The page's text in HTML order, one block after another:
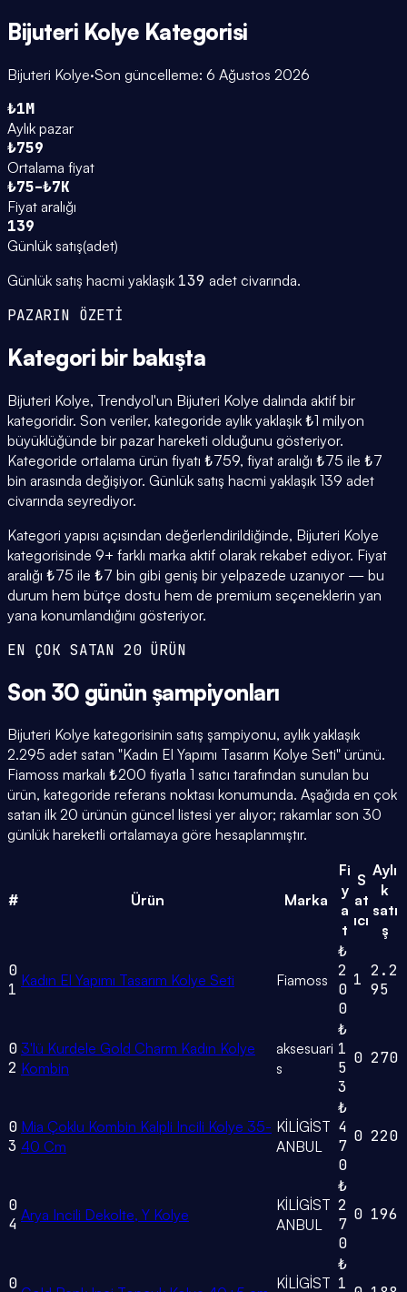
Bijuteri Kolye Kategorisi
Bijuteri Kolye·Son güncelleme: 6 Ağustos 2026
₺1M
Aylık pazar
₺759
Ortalama fiyat
₺75–₺7K
Fiyat aralığı
139
Günlük satış(adet)
Günlük satış hacmi yaklaşık 139 adet civarında.
PAZARIN ÖZETİ
Kategori bir bakışta
Bijuteri Kolye, Trendyol'un Bijuteri Kolye dalında aktif bir
kategoridir. Son veriler, kategoride aylık yaklaşık ₺1 milyon
büyüklüğünde bir pazar hareketi olduğunu gösteriyor.
Kategoride ortalama ürün fiyatı ₺759, fiyat aralığı ₺75 ile ₺7
bin arasında değişiyor. Günlük satış hacmi yaklaşık 139 adet
civarında seyrediyor.
Kategori yapısı açısından değerlendirildiğinde, Bijuteri Kolye
kategorisinde 9+ farklı marka aktif olarak rekabet ediyor. Fiyat
aralığı ₺75 ile ₺7 bin gibi geniş bir yelpazede uzanıyor — bu
durum hem bütçe dostu hem de premium seçeneklerin yan
yana konumlandığını gösteriyor.
EN ÇOK SATAN 20 ÜRÜN
Son 30 günün şampiyonları
Bijuteri Kolye kategorisinin satış şampiyonu, aylık yaklaşık
2.295 adet satan "Kadın El Yapımı Tasarım Kolye Seti" ürünü.
Fiamoss markalı ₺200 fiyatla 1 satıcı tarafından sunulan bu
ürün, kategoride referans noktası konumunda. Aşağıda en çok
satan ilk 20 ürünün güncel listesi yer alıyor; rakamlar son 30
günlük hareketli ortalamaya göre hesaplanmıştır.
# Ürün Marka
Fi
y
a
t
S
at
ıcı
Aylı
k
satı
ş
0
1 Kadın El Yapımı Tasarım Kolye Seti Fiamoss
₺
2
0
0
1 2.2
95
0
2
3'lü Kurdele Gold Charm Kadın Kolye
Kombin
aksesuari
s
₺
1
5
3
0 270
0
3
Mia Çoklu Kombin Kalpli Incili Kolye 35-
40 Cm
KİLİGİST
ANBUL
₺
4
7
0
0 220
0
4 Arya Incili Dekolte, Y Kolye
KİLİGİST
ANBUL
₺
2
7
0
0 196
0
KİLİGİST
₺
1